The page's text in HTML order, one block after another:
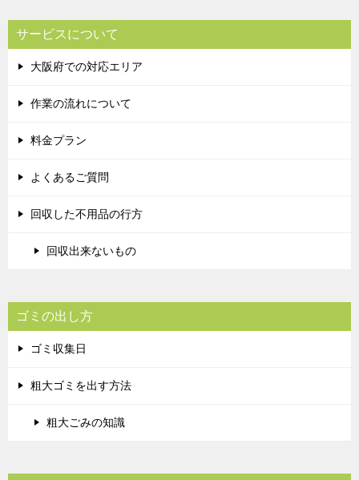
サービスについて
大阪府での対応エリア
作業の流れについて
料金プラン
よくあるご質問
回収した不用品の行方
回収出来ないもの
ゴミの出し方
ゴミ収集日
粗大ゴミを出す方法
粗大ごみの知識